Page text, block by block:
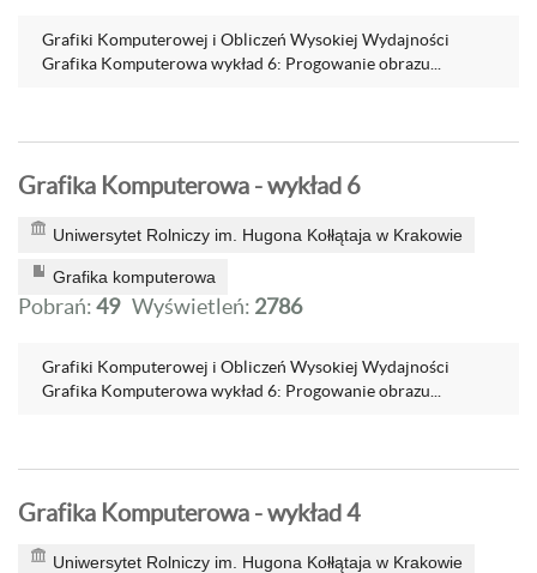
Grafiki Komputerowej i Obliczeń Wysokiej Wydajności
Grafika Komputerowa wykład 6: Progowanie obrazu...
Grafika Komputerowa - wykład 6
Uniwersytet Rolniczy im. Hugona Kołłątaja w Krakowie
Grafika komputerowa
Pobrań:49 Wyświetleń: 2786
Grafiki Komputerowej i Obliczeń Wysokiej Wydajności
Grafika Komputerowa wykład 6: Progowanie obrazu...
Grafika Komputerowa - wykład 4
Uniwersytet Rolniczy im. Hugona Kołłątaja w Krakowie